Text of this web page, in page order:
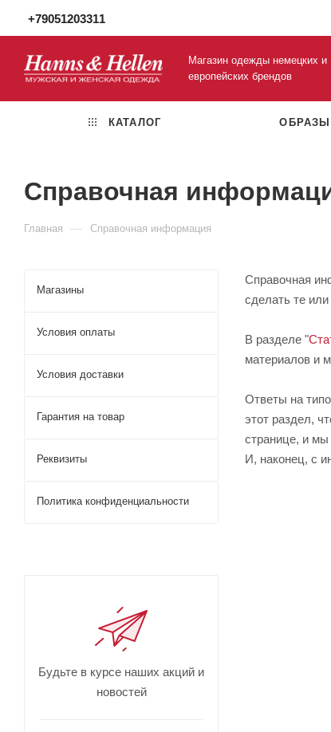
+79051203311
Магазин одежды немецких и
европейских брендов
КАТАЛОГ ОБРАЗЫ
Справочная
Главная — Справочная информация
Справочная
сделать те
В разделе "
материалов и
Ответы на
этот раздел,
странице, и мы
И, наконец, с
Магазины
Условия оплаты
Условия доставки
Гарантия на товар
Реквизиты
Политика конфиденциальности
Будьте в курсе наших акций и
новостей